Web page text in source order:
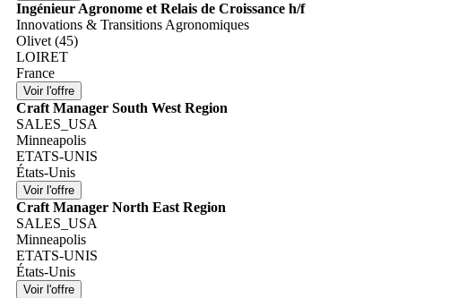
Ingénieur Agronome et Relais de Croissance h/f
Innovations & Transitions Agronomiques
Olivet (45)
LOIRET
France
Craft Manager South West Region
SALES_USA
Minneapolis
ETATS-UNIS
États-Unis
Craft Manager North East Region
SALES_USA
Minneapolis
ETATS-UNIS
États-Unis